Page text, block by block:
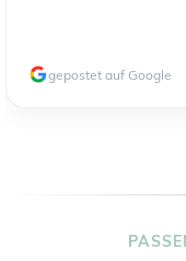
gepostet auf Google